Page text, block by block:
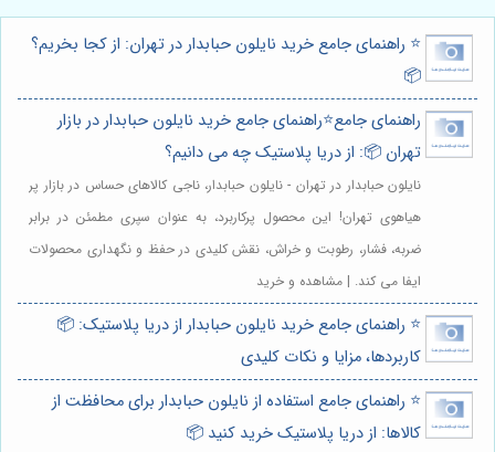
⭐️ راهنمای جامع خرید نایلون حبابدار در تهران: از کجا بخریم؟
📦
راهنمای جامع⭐️راهنمای جامع خرید نایلون حبابدار در بازار
تهران 📦: از دریا پلاستیک چه می دانیم؟
نایلون حبابدار در تهران - نایلون حبابدار، ناجی کالاهای حساس در بازار پر
هیاهوی تهران! این محصول پرکاربرد، به عنوان سپری مطمئن در برابر
ضربه، فشار، رطوبت و خراش، نقش کلیدی در حفظ و نگهداری محصولات
ایفا می کند. | مشاهده و خرید
⭐️ راهنمای جامع خرید نایلون حبابدار از دریا پلاستیک: 📦
کاربردها، مزایا و نکات کلیدی
⭐️ راهنمای جامع استفاده از نایلون حبابدار برای محافظت از
کالاها: از دریا پلاستیک خرید کنید 📦